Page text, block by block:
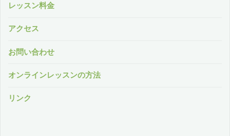
レッスン料金
アクセス
お問い合わせ
オンラインレッスンの方法
リンク